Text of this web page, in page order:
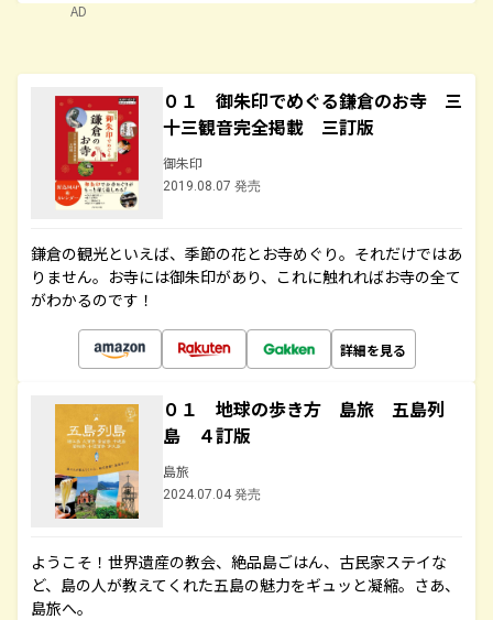
AD
０１ 御朱印でめぐる鎌倉のお寺 三
十三観音完全掲載 三訂版
御朱印
2019.08.07 発売
鎌倉の観光といえば、季節の花とお寺めぐり。それだけではあ
りません。お寺には御朱印があり、これに触れればお寺の全て
がわかるのです！
詳細を見る
０１ 地球の歩き方 島旅 五島列
島 ４訂版
島旅
2024.07.04 発売
ようこそ！世界遺産の教会、絶品島ごはん、古民家ステイな
ど、島の人が教えてくれた五島の魅力をギュッと凝縮。さあ、
島旅へ。